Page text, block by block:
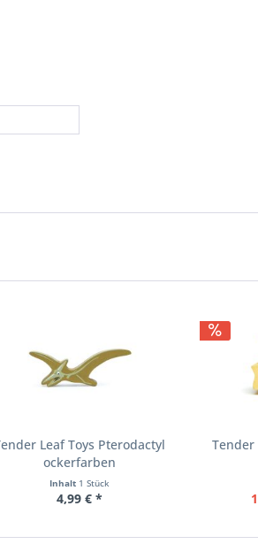
Leaf Toys Pterodactyl
ockerfarben
Inhalt 1 Stück
4,99 € *
Tender